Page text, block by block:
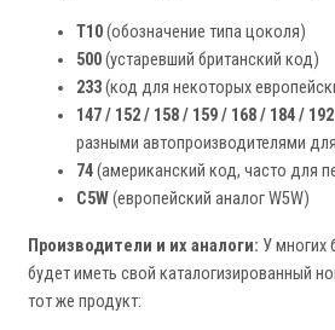
T10(обозначение типа цоколя)
500(устаревший британский код)
233(код для некоторых
147 / 152 / 158 / 159 / 168 / 184 / 192
разными автопроизводителями
74(американский код, часто для
C5W(европейский аналог W5W)
Производители и их аналоги: У многих
будет иметь свой каталогизированный
тот же продукт: